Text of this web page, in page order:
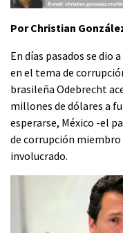
Por Christian
En días pasados se dio
en el tema de
brasileña Odebrecht
millones de dólares a
esperarse, México -el
de corrupción miembro
involucrado.